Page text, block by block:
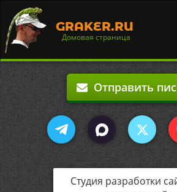
GRAKER.RU
Домовая страница
Отправить
Студия разработки